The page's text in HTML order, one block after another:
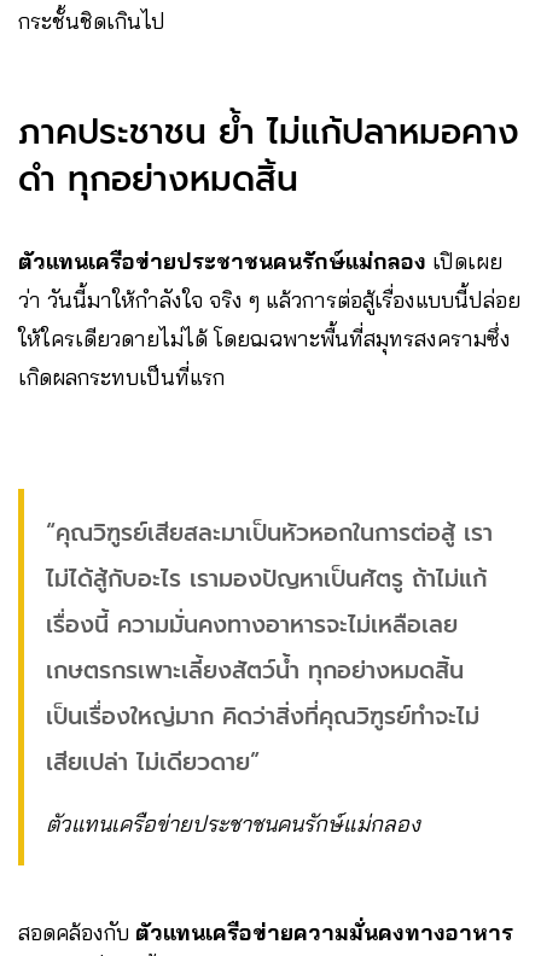
กระชั้นชิดเกินไป
ภาคประชาชน ย้ำ ไม่แก้ปลาหมอคาง
ดำ ทุกอย่างหมดสิ้น
ตัวแทนเครือข่ายประชาชนคนรักษ์แม่กลอง เปิดเผย
ว่า วันนี้มาให้กำลังใจ จริง ๆ แล้วการต่อสู้เรื่องแบบนี้ปล่อย
ให้ใครเดียวดายไม่ได้ โดยฌฉพาะพื้นที่สมุทรสงครามซึ่ง
เกิดผลกระทบเป็นที่แรก
“คุณวิฑูรย์เสียสละมาเป็นหัวหอกในการต่อสู้ เรา
ไม่ได้สู้กับอะไร เรามองปัญหาเป็นศัตรู ถ้าไม่แก้
เรื่องนี้ ความมั่นคงทางอาหารจะไม่เหลือเลย
เกษตรกรเพาะเลี้ยงสัตว์น้ำ ทุกอย่างหมดสิ้น
เป็นเรื่องใหญ่มาก คิดว่าสิ่งที่คุณวิฑูรย์ทำจะไม่
เสียเปล่า ไม่เดียวดาย”
ตัวแทนเครือข่ายประชาชนคนรักษ์แม่กลอง
สอดคล้องกับ ตัวแทนเครือข่ายความมั่นคงทางอาหาร